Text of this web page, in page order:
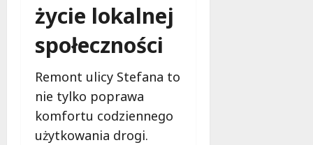
życie lokalnej
społeczności
Remont ulicy Stefana to
nie tylko poprawa
komfortu codziennego
użytkowania drogi.